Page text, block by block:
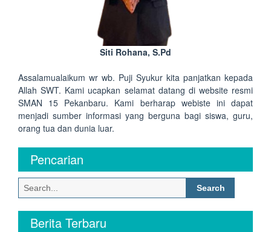
Siti Rohana, S.Pd
Assalamualaikum wr wb. Puji Syukur kita panjatkan kepada
Allah SWT. Kami ucapkan selamat datang di website resmi
SMAN 15 Pekanbaru. Kami berharap webiste ini dapat
menjadi sumber informasi yang berguna bagi siswa, guru,
orang tua dan dunia luar.
Pencarian
Search
for:
Berita Terbaru